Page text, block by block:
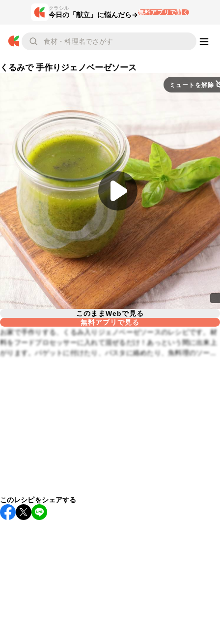
クラシル
今日の「献立」に悩んだら→無料アプリで開く
くるみで 手作りジェノベーゼソース
ミュートを解除
このままWebで見る
無料アプリで見る
お家で手作りする、くるみ入りジェノベーゼソースのレシピです。材
料をフードプロセッサーに入れて混ぜるだけ！あっという間に出来上
がります。バゲットに付けたり、パスタに絡めたり、魚料理のソース
このレシピをシェアする